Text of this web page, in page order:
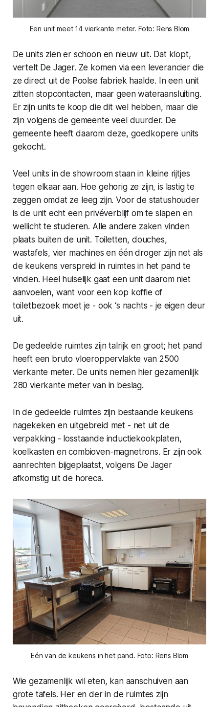
Een unit meet 14 vierkante meter. Foto: Rens Blom
De units zien er schoon en nieuw uit. Dat klopt,
vertelt De Jager. Ze komen via een leverancier die
ze direct uit de Poolse fabriek haalde. In een unit
zitten stopcontacten, maar geen wateraansluiting.
Er zijn units te koop die dit wel hebben, maar die
zijn volgens de gemeente veel duurder. De
gemeente heeft daarom deze, goedkopere units
gekocht.
Veel units in de showroom staan in kleine rijtjes
tegen elkaar aan. Hoe gehorig ze zijn, is lastig te
zeggen omdat ze leeg zijn. Voor de statushouder
is de unit echt een privéverblijf om te slapen en
wellicht te studeren. Alle andere zaken vinden
plaats buiten de unit. Toiletten, douches,
wastafels, vier machines en één droger zijn net als
de keukens verspreid in ruimtes in het pand te
vinden. Heel huiselijk gaat een unit daarom niet
aanvoelen, want voor een kop koffie of
toiletbezoek moet je - ook ‘s nachts - je eigen deur
uit.
De gedeelde ruimtes zijn talrijk en groot; het pand
heeft een bruto vloeroppervlakte van 2500
vierkante meter. De units nemen hier gezamenlijk
280 vierkante meter van in beslag.
In de gedeelde ruimtes zijn bestaande keukens
nagekeken en uitgebreid met - net uit de
verpakking - losstaande inductiekookplaten,
koelkasten en combioven-magnetrons. Er zijn ook
aanrechten bijgeplaatst, volgens De Jager
afkomstig uit de horeca.
Eén van de keukens in het pand. Foto: Rens Blom
Wie gezamenlijk wil eten, kan aanschuiven aan
grote tafels. Her en der in de ruimtes zijn